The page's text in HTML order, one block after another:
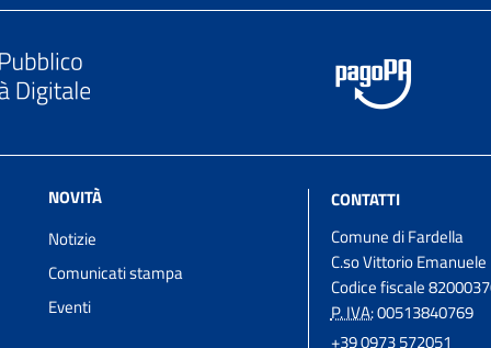
NOVITÀ
Notizie
Comunicati stampa
Eventi
CONTATTI
Comune di Fardella
C.so Vittorio Emanuele
Codice fiscale
P. IVA:00513840769
+39 0973 572051